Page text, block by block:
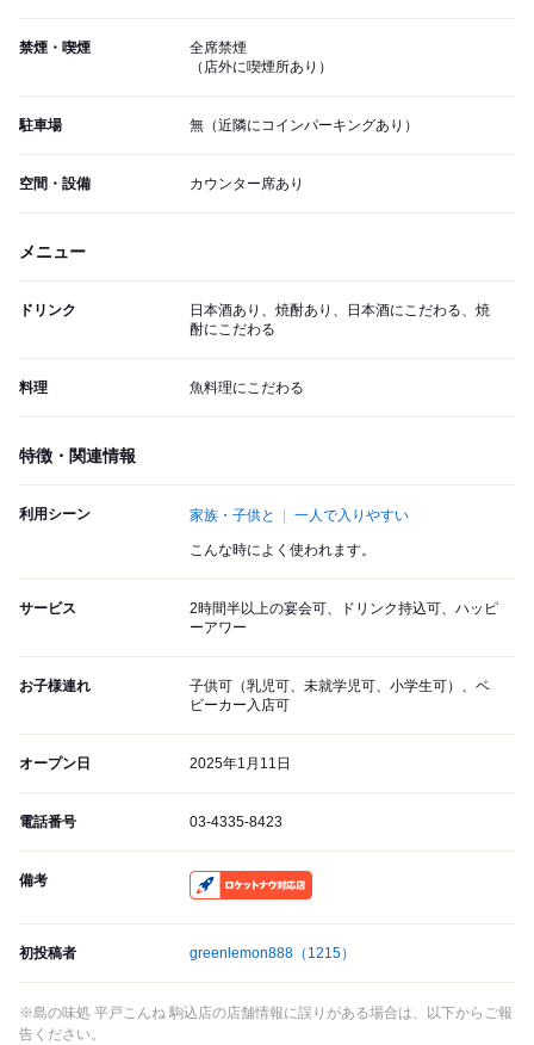
禁煙・喫煙
全席禁煙
（店外に喫煙所あり）
駐車場 無（近隣にコインパーキングあり）
空間・設備 カウンター席あり
メニュー
ドリンク
日本酒あり、焼酎あり、日本酒にこだわる、焼
酎にこだわる
料理 魚料理にこだわる
特徴・関連情報
利用シーン 家族・子供と 一人で入りやすい
こんな時によく使われます。
サービス
2時間半以上の宴会可、ドリンク持込可、ハッピ
ーアワー
お子様連れ
子供可（乳児可、未就学児可、小学生可）、ベ
ビーカー入店可
オープン日 2025年1月11日
電話番号 03-4335-8423
備考
初投稿者 greenlemon888 （1215）
※島の味処 平戸こんね 駒込店の店舗情報に誤りがある場合は、以下からご報
告ください。